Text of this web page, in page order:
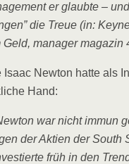
er glaub­te –
die Treue (in:
mana­ger maga­zin
Isaac New­ton hat­te als
Hand:
war nicht immun
der Akti­en der South
früh in den